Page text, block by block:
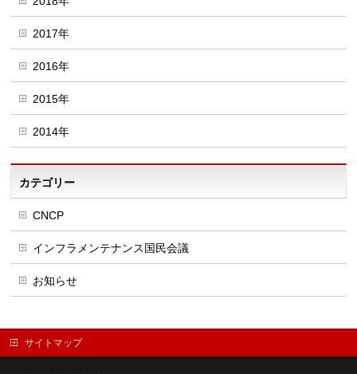
2017年
2016年
2015年
2014年
カテゴリー
CNCP
インフラメンテナンス国民会議
お知らせ
サイトマップ